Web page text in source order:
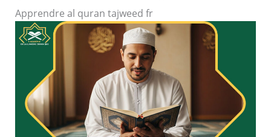
Apprendre al quran tajweed fr